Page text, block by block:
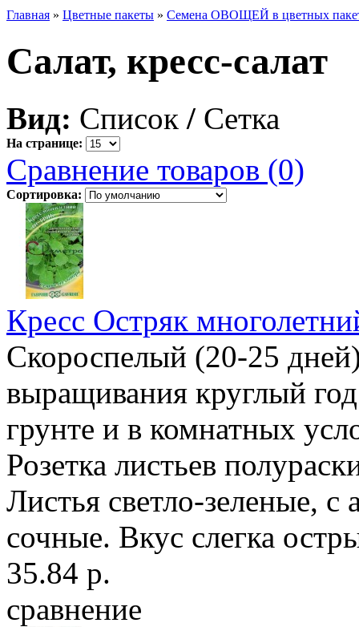
Главная » Цветные пакеты » Семена ОВОЩЕЙ в цветных
Салат, кресс-салат
Вид: Список / Сетка
На странице:
Сравнение товаров (0)
Сортировка:
Кресс Остряк
Скороспелый (20-25 дней)
выращивания круглый
грунте и в комнатных
Розетка листьев
Листья светло-зеленые,
сочные. Вкус слегка
35.84 р.
сравнение